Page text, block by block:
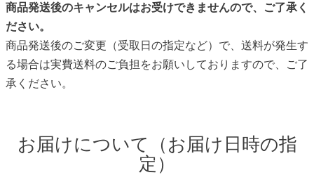
商品発送後のキャンセルはお受けできませんので、ご了承く
ださい。
商品発送後のご変更（受取日の指定など）で、送料が発生す
る場合は実費送料のご負担をお願いしておりますので、ご了
承ください。
お届けについて（お届け日時の指
定）